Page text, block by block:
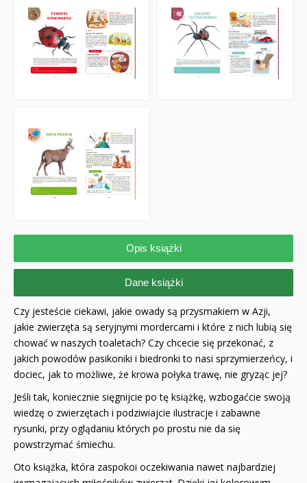
Opis książki
Dane książki
Czy jesteście ciekawi, jakie owady są przysmakiem w Azji,
jakie zwierzęta są seryjnymi mordercami i które z nich lubią się
chować w naszych toaletach? Czy chcecie się przekonać, z
jakich powodów pasikoniki i biedronki to nasi sprzymierzeńcy, i
dociec, jak to możliwe, że krowa połyka trawę, nie gryząc jej?
Jeśli tak, koniecznie sięgnijcie po tę książkę, wzbogaćcie swoją
wiedzę o zwierzętach i podziwiajcie ilustracje i zabawne
rysunki, przy oglądaniu których po prostu nie da się
powstrzymać śmiechu.
Oto książka, która zaspokoi oczekiwania nawet najbardziej